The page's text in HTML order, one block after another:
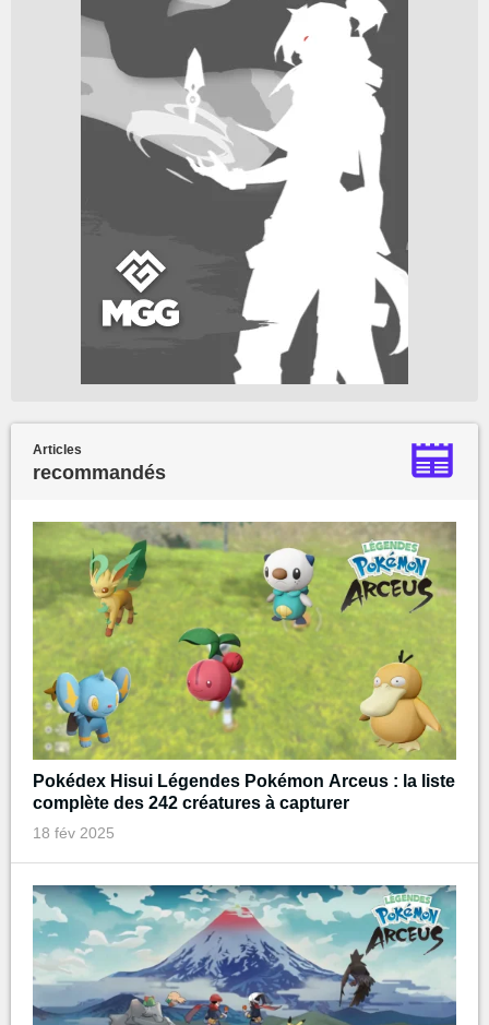
Articles
recommandés
Pokédex Hisui Légendes Pokémon Arceus : la liste
complète des 242 créatures à capturer
18 fév 2025